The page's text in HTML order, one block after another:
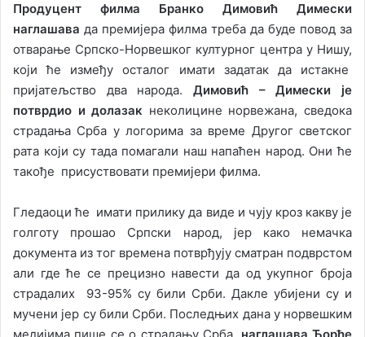
Продуцент филма Бранко Димовић Димески
наглашава да премијера филма треба да буде повод за
отварање Српско-Норвешког културног центра у Нишу,
који ће између осталог имати задатак да истакне
пријатељство два народа. Димовић – Димески је
потврдио и долазак неколицине норвежана, сведока
страдања Срба у логорима за време Другог светског
рата који су тада помагали наш напаћен народ. Они ће
такође присуствовати премијери филма.
Гледаоци ће имати прилику да виде и чују кроз какву је
голготу прошао Српски народ, јер како немачка
документа из тог времена потврђују сматран подврстом
али где ће се прецизно навести да од укупног броја
страдалих 93-95% су били Срби. Дакле убијени су и
мучени јер су били Срби. Последњих дана у норвешким